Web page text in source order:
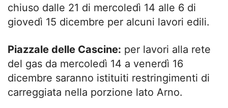
chiuso dalle 21 di mercoledì 14 alle 6 di
giovedì 15 dicembre per alcuni lavori edili.
Piazzale delle Cascine: per lavori alla rete
del gas da mercoledì 14 a venerdì 16
dicembre saranno istituiti restringimenti di
carreggiata nella porzione lato Arno.